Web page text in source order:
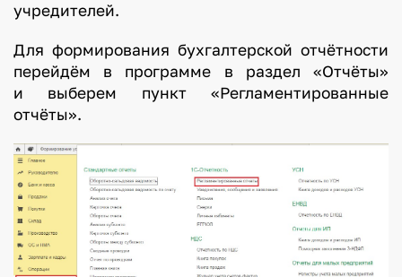
учредителей.
Для формирования бухгалтерской отчётности
перейдём в программе в раздел «Отчёты»
и выберем пункт «Регламентированные
отчёты».